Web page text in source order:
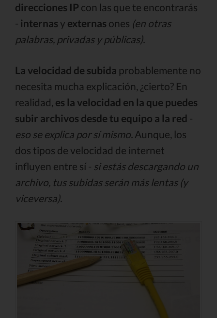
direcciones IP con las que te encontrarás
- internas y externas ones (en otras
palabras, privadas y públicas).
La velocidad de subida probablemente no
necesita mucha explicación, ¿cierto? En
realidad, es la velocidad en la que puedes
subir archivos desde tu equipo a la red -
eso se explica por sí mismo. Aunque, los
dos tipos de velocidad de internet
influyen entre sí - si estás descargando un
archivo, tus subidas serán más lentas (y
viceversa).